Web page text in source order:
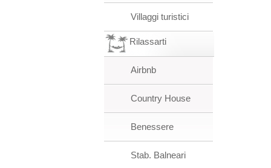
Villaggi turistici
Rilassarti
Airbnb
Country House
Benessere
Stab. Balneari